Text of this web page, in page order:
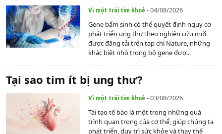
Vì một trái tim khoẻ - 04/08/2026
Gene bẩm sinh có thể quyết định nguy cơ
phát triển ung thưTheo nghiên cứu mới
được đăng tải trên tạp chí Nature, những
khác biệt nhỏ trong bộ gene đượ...
Tại sao tim ít bị ung thư?
Vì một trái tim khoẻ - 03/08/2026
Tái tạo tế bào là một trong những quá
trình quan trọng của cơ thể, giúp chúng ta
phát triển, duy trì sức khỏe và thay thế